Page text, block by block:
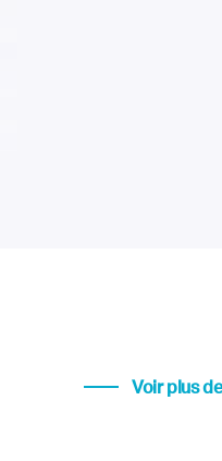
Voir plus